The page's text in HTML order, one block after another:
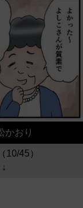
かおり
10/45）